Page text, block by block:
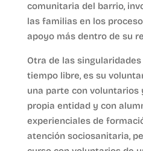
comunitaria del barrio,
las familias en los
apoyo más dentro de su
Otra de las
tiempo libre, es su
una parte con voluntarios
propia entidad y con
experienciales de
atención sociosanitaria,